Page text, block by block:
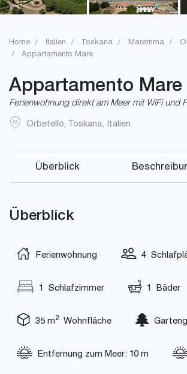
Home Italien Toskana Maremma
Appartamento Mare
Appartamento Mare
Ferienwohnung direkt am Meer mit WiFi und
Orbetello, Toskana, Italien
Überblick
Überblick
Ferienwohnung 4
1 Schlafzimmer 1 Bäder
35 m2Wohnfläche
Entfernung zum Meer: 10 m